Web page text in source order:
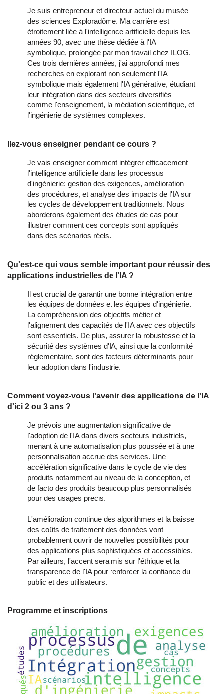
Je suis entrepreneur et directeur actuel du musée
des sciences Exploradôme. Ma carrière est
étroitement liée à l'intelligence artificielle depuis les
années 90, avec une thèse dédiée à l'IA
symbolique, prolongée par mon travail chez ILOG.
Ces trois dernières années, j'ai approfondi mes
recherches en explorant non seulement l'IA
symbolique mais également l'IA générative, étudiant
leur intégration dans des secteurs diversifiés
comme l'enseignement, la médiation scientifique, et
l'ingénierie de systèmes complexes.
llez-vous enseigner pendant ce cours ?
Je vais enseigner comment intégrer efficacement
l'intelligence artificielle dans les processus
d'ingénierie: gestion des exigences, amélioration
des procédures, et analyse des impacts de l'IA sur
les cycles de développement traditionnels. Nous
aborderons également des études de cas pour
illustrer comment ces concepts sont appliqués
dans des scénarios réels.
Qu'est-ce qui vous semble important pour réussir des
applications industrielles de l'IA ?
Il est crucial de garantir une bonne intégration entre
les équipes de données et les équipes d'ingénierie.
La compréhension des objectifs métier et
l'alignement des capacités de l'IA avec ces objectifs
sont essentiels. De plus, assurer la robustesse et la
sécurité des systèmes d'IA, ainsi que la conformité
réglementaire, sont des facteurs déterminants pour
leur adoption dans l'industrie.
Comment voyez-vous l'avenir des applications de l'IA
d'ici 2 ou 3 ans ?
Je prévois une augmentation significative de
l'adoption de l'IA dans divers secteurs industriels,
menant à une automatisation plus poussée et à une
personnalisation accrue des services. Une
accélération significative dans le cycle de vie des
produits notamment au niveau de la conception, et
de facto des produits beaucoup plus personnalisés
pour des usages précis.
L'amélioration continue des algorithmes et la baisse
des coûts de traitement des données vont
probablement ouvrir de nouvelles possibilités pour
des applications plus sophistiquées et accessibles.
Par ailleurs, l'accent sera mis sur l'éthique et la
transparence de l'IA pour renforcer la confiance du
public et des utilisateurs.
Programme et inscriptions